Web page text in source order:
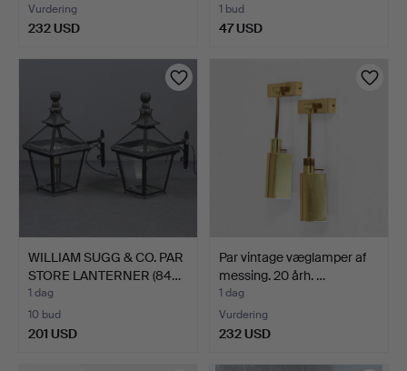
Vurdering
232 USD
1 bud
47 USD
WILLIAM SUGG & CO. PAR
STORE LANTERNER (84…
1 dag
10 bud
201 USD
Par vintage væglamper af
messing. 20 årh. …
1 dag
Vurdering
232 USD